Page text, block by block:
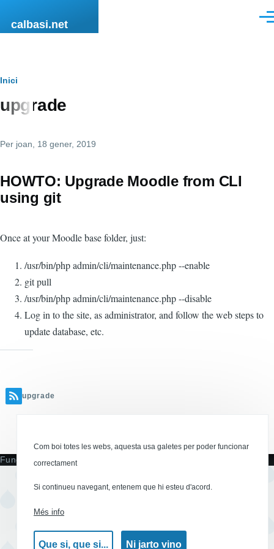
calbasi.net
Fil
d'ariadna
Inici
upgrade
Per joan , 18 gener, 2019
HOWTO: Upgrade Moodle from CLI
using git
Once at your Moodle base folder, just:
/usr/bin/php admin/cli/maintenance.php --enable
git pull
/usr/bin/php admin/cli/maintenance.php --disable
Log in to the site, as administrator, and follow the web steps to
update database, etc.
upgrade
Funciona amb
Com boi totes les webs, aquesta usa galetes per poder funcionar
correctament
Si continueu navegant, entenem que hi esteu d'acord.
Més info
Que si, que si... Ni jarto vino